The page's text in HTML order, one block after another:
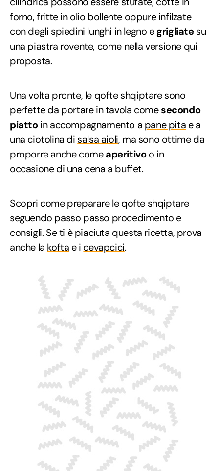
forno, fritte in olio bollente oppure infilzate
con degli spiedini lunghi in legno egrigliatesu
una piastra rovente, come nella versione qui
proposta.
Una volta pronte, le qofte shqiptare sono
perfette da portare in tavola comesecondo
piattoin accompagnamento a pane pita e a
una ciotolina di salsa aioli, ma sono ottime da
proporre anche comeaperitivoo in
occasione di una cena a buffet.
Scopri come preparare le qofte shqiptare
seguendo passo passo procedimento e
consigli. Se ti è piaciuta questa ricetta, prova
anche la kofta e i cevapcici.